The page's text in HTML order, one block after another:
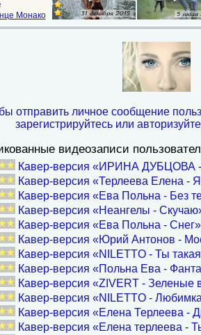
Монако
отправить личное сообщение
зарегистрируйтесь или
видеозаписи
Кавер-версия «ИРИНА ДУБЦОВА
Кавер-версия «Терлеева Елена -
Кавер-версия «Ева Польна - Без
Кавер-версия «Неангелы -
Кавер-версия «Ева Польна - Снег»
Кавер-версия «Юрий Антонов -
Кавер-версия «NILETTO - Ты
Кавер-версия «Польна Ева -
Кавер-версия «ZIVERT - Зеленые
Кавер-версия «NILETTO -
Кавер-версия «Елена Терлеева -
Кавер-версия «Елена терлеева -